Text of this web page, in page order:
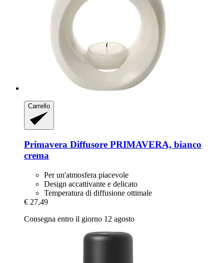
Carrello
Primavera Diffusore PRIMAVERA, bianco
crema
Per un'atmosfera piacevole
Design accattivante e delicato
Temperatura di diffusione ottimale
€ 27,49
Consegna entro il giorno 12 agosto